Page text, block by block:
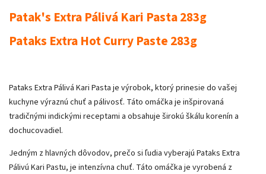
Patak's Extra Pálivá Kari Pasta 283g
Pataks Extra Hot Curry Paste 283g
Pataks Extra Pálivá Kari Pasta je výrobok, ktorý prinesie do vašej
kuchyne výraznú chuť a pálivosť. Táto omáčka je inšpirovaná
tradičnými indickými receptami a obsahuje širokú škálu korenín a
dochucovadiel.
Jedným z hlavných dôvodov, prečo si ľudia vyberajú Pataks Extra
Pálivú Kari Pastu, je intenzívna chuť. Táto omáčka je vyrobená z